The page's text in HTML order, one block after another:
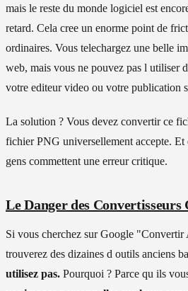
mais le reste du monde logiciel est
retard. Cela cree un enorme point de
ordinaires. Vous telechargez une belle
web, mais vous ne pouvez pas l utiliser
votre editeur video ou votre publication
La solution ? Vous devez convertir ce
fichier PNG universellement accepte. Et
gens commettent une erreur critique.
Le Danger des Convertisseurs
Si vous cherchez sur Google
trouverez des dizaines d outils anciens
utilisez pas. Pourquoi ? Parce qu ils